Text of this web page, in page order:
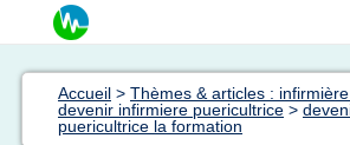
Accueil > Thèmes & articles :
devenir infirmiere puericultrice >
puericultrice la formation